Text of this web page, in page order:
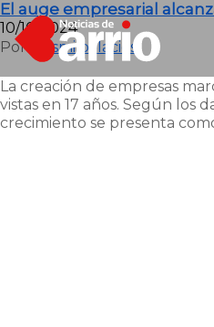
El auge empresarial
10/10/2024
Por
Luismi palacios
La creación de empresas
vistas en 17 años. Según los
crecimiento se presenta